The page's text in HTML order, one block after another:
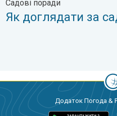
Садові поради
Як доглядати за
Додаток Погода &